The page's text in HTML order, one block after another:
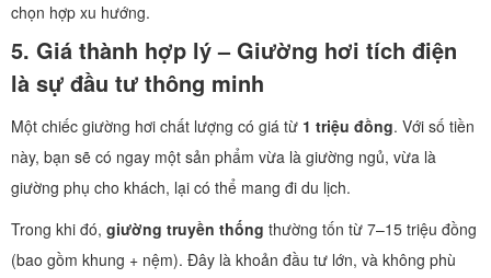
chọn hợp xu hướng.
5. Giá thành hợp lý – Giường hơi tích điện
là sự đầu tư thông minh
Một chiếc giường hơi chất lượng có giá từ 1 triệu đồng. Với số tiền
này, bạn sẽ có ngay một sản phẩm vừa là giường ngủ, vừa là
giường phụ cho khách, lại có thể mang đi du lịch.
Trong khi đó, giường truyền thống thường tốn từ 7–15 triệu đồng
(bao gồm khung + nệm). Đây là khoản đầu tư lớn, và không phù